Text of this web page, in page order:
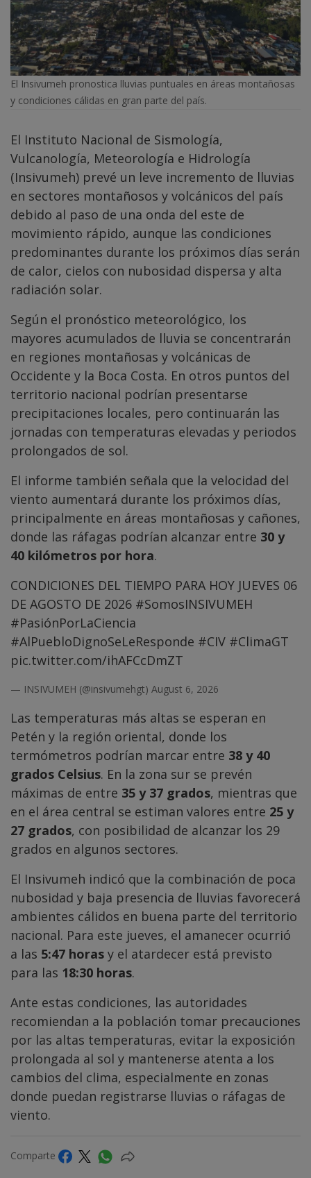
El Insivumeh pronostica lluvias puntuales en áreas montañosas
y condiciones cálidas en gran parte del país.
El Instituto Nacional de Sismología,
Vulcanología, Meteorología e Hidrología
(Insivumeh) prevé un leve incremento de lluvias
en sectores montañosos y volcánicos del país
debido al paso de una onda del este de
movimiento rápido, aunque las condiciones
predominantes durante los próximos días serán
de calor, cielos con nubosidad dispersa y alta
radiación solar.
Según el pronóstico meteorológico, los
mayores acumulados de lluvia se concentrarán
en regiones montañosas y volcánicas de
Occidente y la Boca Costa. En otros puntos del
territorio nacional podrían presentarse
precipitaciones locales, pero continuarán las
jornadas con temperaturas elevadas y periodos
prolongados de sol.
El informe también señala que la velocidad del
viento aumentará durante los próximos días,
principalmente en áreas montañosas y cañones,
donde las ráfagas podrían alcanzar entre 30 y
40 kilómetros por hora.
CONDICIONES DEL TIEMPO PARA HOY JUEVES 06
DE AGOSTO DE 2026 #SomosINSIVUMEH
#PasiónPorLaCiencia
#AlPuebloDignoSeLeResponde #CIV #ClimaGT
pic.twitter.com/ihAFCcDmZT
— INSIVUMEH (@insivumehgt) August 6, 2026
Las temperaturas más altas se esperan en
Petén y la región oriental, donde los
termómetros podrían marcar entre 38 y 40
grados Celsius. En la zona sur se prevén
máximas de entre 35 y 37 grados, mientras que
en el área central se estiman valores entre 25 y
27 grados, con posibilidad de alcanzar los 29
grados en algunos sectores.
El Insivumeh indicó que la combinación de poca
nubosidad y baja presencia de lluvias favorecerá
ambientes cálidos en buena parte del territorio
nacional. Para este jueves, el amanecer ocurrió
a las 5:47 horas y el atardecer está previsto
para las 18:30 horas.
Ante estas condiciones, las autoridades
recomiendan a la población tomar precauciones
por las altas temperaturas, evitar la exposición
prolongada al sol y mantenerse atenta a los
cambios del clima, especialmente en zonas
donde puedan registrarse lluvias o ráfagas de
viento.
Comparte